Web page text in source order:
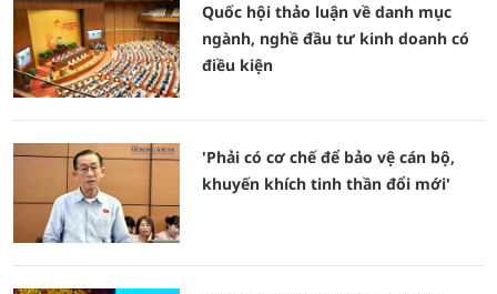
Quốc hội thảo luận về danh mục
ngành, nghề đầu tư kinh doanh có
điều kiện
'Phải có cơ chế để bảo vệ cán bộ,
khuyến khích tinh thần đổi mới'